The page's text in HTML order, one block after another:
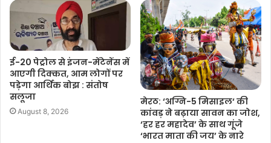
ई-20 पेट्रोल से इंजन-मेंटेनेंस में
आएगी दिक्कत, आम लोगों पर
पड़ेगा आर्थिक बोझ : संतोष
सलूजा
August 8, 2026
मेरठ: ‘अग्नि-5 मिसाइल‘ की
कांवड़ ने बढ़ाया सावन का जोश,
‘हर हर महादेव’ के साथ गूंजे
‘भारत माता की जय’ के नारे